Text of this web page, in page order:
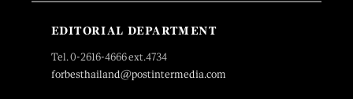
EDITORIAL DEPARTMENT
Tel. 0-2616-4666 ext.4734
forbesthailand@postintermedia.com